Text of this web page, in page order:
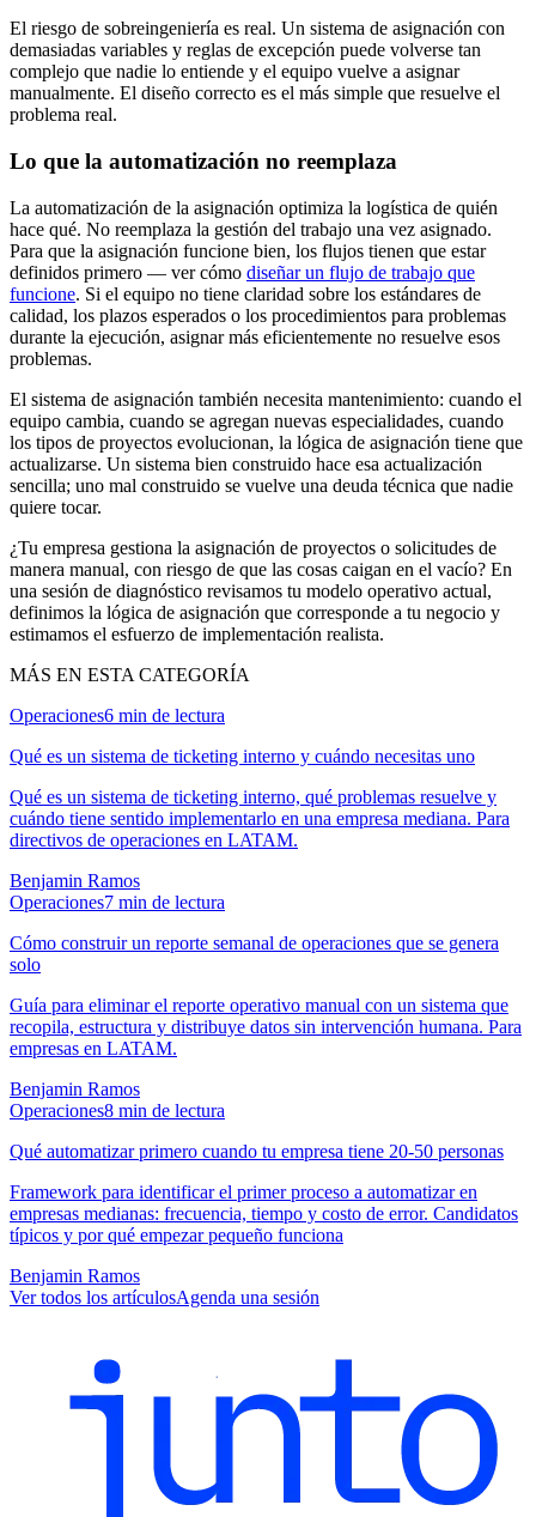
El riesgo de sobreingeniería es real. Un sistema de asignación con
demasiadas variables y reglas de excepción puede volverse tan
complejo que nadie lo entiende y el equipo vuelve a asignar
manualmente. El diseño correcto es el más simple que resuelve el
problema real.
Lo que la automatización no reemplaza
La automatización de la asignación optimiza la logística de quién
hace qué. No reemplaza la gestión del trabajo una vez asignado.
Para que la asignación funcione bien, los flujos tienen que estar
definidos primero — ver cómo diseñar un flujo de trabajo que
funcione. Si el equipo no tiene claridad sobre los estándares de
calidad, los plazos esperados o los procedimientos para problemas
durante la ejecución, asignar más eficientemente no resuelve esos
problemas.
El sistema de asignación también necesita mantenimiento: cuando el
equipo cambia, cuando se agregan nuevas especialidades, cuando
los tipos de proyectos evolucionan, la lógica de asignación tiene que
actualizarse. Un sistema bien construido hace esa actualización
sencilla; uno mal construido se vuelve una deuda técnica que nadie
quiere tocar.
¿Tu empresa gestiona la asignación de proyectos o solicitudes de
manera manual, con riesgo de que las cosas caigan en el vacío? En
una sesión de diagnóstico revisamos tu modelo operativo actual,
definimos la lógica de asignación que corresponde a tu negocio y
estimamos el esfuerzo de implementación realista.
MÁS EN ESTA CATEGORÍA
Operaciones6 min de lectura
Qué es un sistema de ticketing interno y cuándo necesitas uno
Qué es un sistema de ticketing interno, qué problemas resuelve y
cuándo tiene sentido implementarlo en una empresa mediana. Para
directivos de operaciones en LATAM.
Benjamin Ramos
Operaciones7 min de lectura
Cómo construir un reporte semanal de operaciones que se genera
solo
Guía para eliminar el reporte operativo manual con un sistema que
recopila, estructura y distribuye datos sin intervención humana. Para
empresas en LATAM.
Benjamin Ramos
Operaciones8 min de lectura
Qué automatizar primero cuando tu empresa tiene 20-50 personas
Framework para identificar el primer proceso a automatizar en
empresas medianas: frecuencia, tiempo y costo de error. Candidatos
típicos y por qué empezar pequeño funciona
Benjamin Ramos
Ver todos los artículosAgenda una sesión